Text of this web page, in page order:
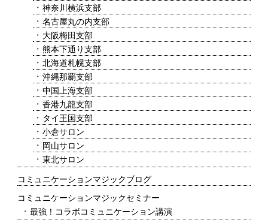
神奈川横浜支部
名古屋丸の内支部
大阪梅田支部
熊本下通り支部
北海道札幌支部
沖縄那覇支部
中国上海支部
香港九龍支部
タイ王国支部
小倉サロン
岡山サロン
東北サロン
コミュニケーションマジックブログ
コミュニケーションマジックセミナー
最強！コラボコミュニケーション講演